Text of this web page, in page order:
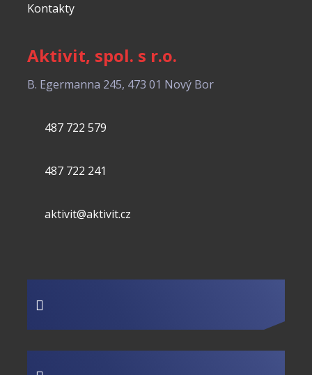
Kontakty
Aktivit, spol. s r.o.
B. Egermanna 245, 473 01 Nový Bor
487 722 579
487 722 241
aktivit@aktivit.cz